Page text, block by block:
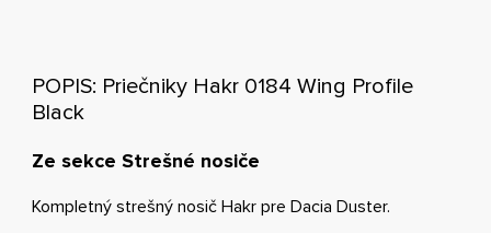
POPIS: Priečniky Hakr 0184 Wing Profile
Black
Ze sekce Strešné nosiče
Kompletný strešný nosič Hakr pre Dacia Duster.